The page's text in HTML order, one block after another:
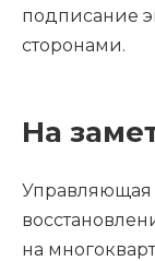
подписание
сторонами.
На
Управляющая
на